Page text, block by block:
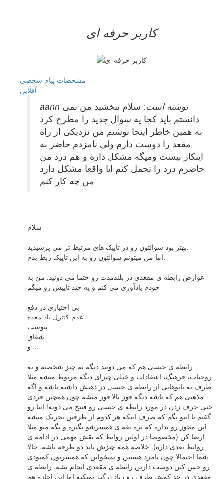
کاربر حرفه ای
مشخصات پیام شخصی
آفلاين
aann نوشته است: سلام ببخشید من نمی
دانستم باید کجا یه سوال جدید را مطرح کرد
به همین خاطر اینجا نوشتم من نزدیکی از راه
مقعد را دوست دارم ولی نامزدم حاضر به
اینکار نیست ومیگه مشکل داره و هم درد من
حاضرم درد را تحمل کنم ایا واقعا مشکل دارد
من چه کار کنم
سلام
بهتر بود سوالتون رو در تاپیک های مرتبط تر می پرسیدید.
اما من میتونم سوالتون رو به این تاپیک ربط بدم.
عوارض رابطه ی مقعدی در بلندمدت رو حتما می دونید. من به
خودم یادآوری می کنم و یه چند تاییش رو میگم
بی اختیاری در دفع
عدم کنترل باد معده
یبوست
شقاق
و ...
رابطه ی جنسی هم که می دونید دیگه یه چیز شخصیه و به
روحیات، فرهنگ، اعتقادات و خیلی چیزای دیگه مربوط میشه مثلا
طرف یه تابوهایی از رابطه ی جنسی در ذهنش داشته باشه و اگه
مذهبی هم که باشه دیگه قوز بالا قوز میشه چون همچین فردی
حتی حرف زدن در مورد رابطه ی جنسی رو قبیح می دونه! اینا رو
گفتم تا اینو بگم که صرف اینکه هر کدوم از طرفین تحریک میشه
این مجوز رو نداره که بره یقه ی همسرشو بگیره و بگه منو مثلا
ارضا کن (مخصوصا در اولین روابط که نقش مهمی در ادامه ی
روابط بعدی داره). خلاصه همه چیزش باید دو طرفه باشه. حالا
شما احتمالا چون نامزد هستین و نمیخواین که همسرتون کمبودی
رو حس کنن دوست دارین رابطه ی مقعدی انجام بشه. رابطه ی
مقعدی در حد کمش طرف رو زیاد درگیر نمیکنه اما این اجازه هم